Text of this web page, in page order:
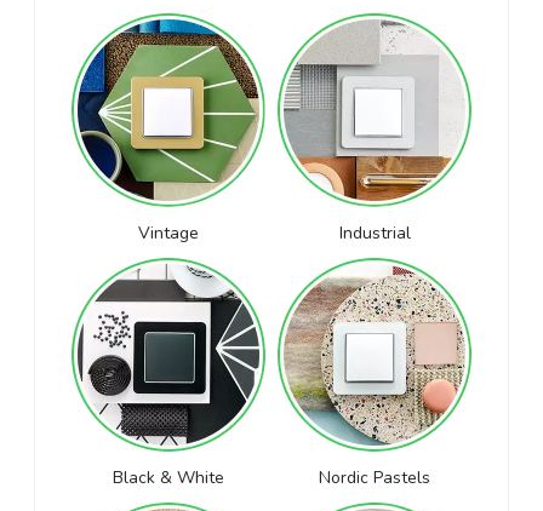
Vintage Industrial
Black & White Nordic Pastels